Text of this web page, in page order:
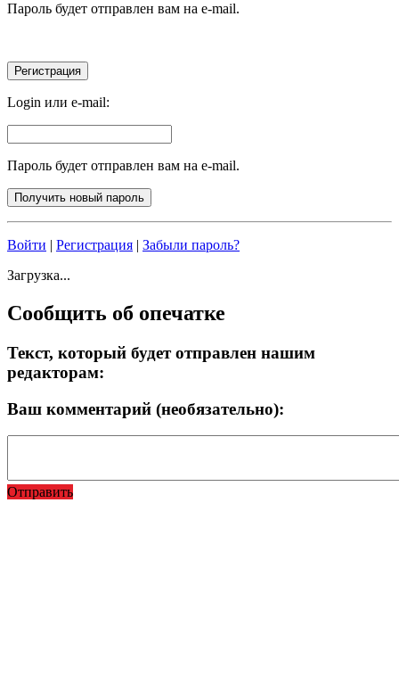
Пароль будет отправлен вам на e-mail.
Login или e-mail:
Пароль будет отправлен вам на e-mail.
Войти | Регистрация | Забыли пароль?
Загрузка...
Сообщить об опечатке
Текст, который будет отправлен нашим
редакторам:
Ваш комментарий (необязательно):
Отправить